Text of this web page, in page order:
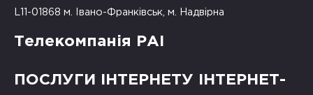
L11-01868 м. Івано-Франківськ, м. Надвірна
Телекомпанія РАІ
ПОСЛУГИ ІНТЕРНЕТУ ІНТЕРНЕТ-